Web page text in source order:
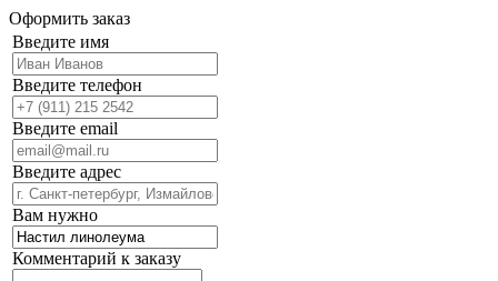
Оформить заказ
Введите имя
Введите телефон
Введите email
Введите адрес
Вам нужно
Комментарий к заказу